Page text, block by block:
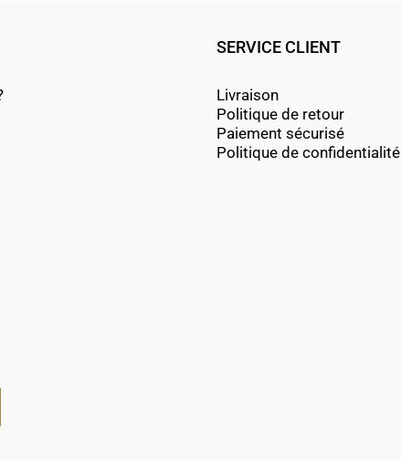
SERVICE CLIENT
Livraison
Politique de retour
Paiement sécurisé
Politique de confidentialité